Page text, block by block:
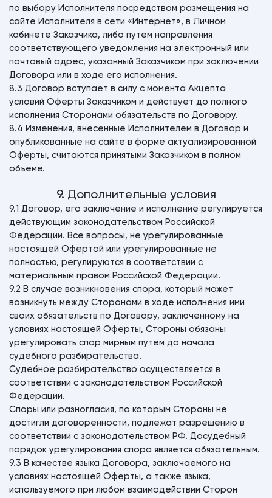
по выбору Исполнителя посредством размещения на
сайте Исполнителя в сети «Интернет», в Личном
кабинете Заказчика, либо путем направления
соответствующего уведомления на электронный или
почтовый адрес, указанный Заказчиком при заключении
Договора или в ходе его исполнения.
8.3 Договор вступает в силу с момента Акцепта
условий Оферты Заказчиком и действует до полного
исполнения Сторонами обязательств по Договору.
8.4 Изменения, внесенные Исполнителем в Договор и
опубликованные на сайте в форме актуализированной
Оферты, считаются принятыми Заказчиком в полном
объеме.
9. Дополнительные условия
9.1 Договор, его заключение и исполнение регулируется
действующим законодательством Российской
Федерации. Все вопросы, не урегулированные
настоящей Офертой или урегулированные не
полностью, регулируются в соответствии с
материальным правом Российской Федерации.
9.2 В случае возникновения спора, который может
возникнуть между Сторонами в ходе исполнения ими
своих обязательств по Договору, заключенному на
условиях настоящей Оферты, Стороны обязаны
урегулировать спор мирным путем до начала
судебного разбирательства.
Судебное разбирательство осуществляется в
соответствии с законодательством Российской
Федерации.
Споры или разногласия, по которым Стороны не
достигли договоренности, подлежат разрешению в
соответствии с законодательством РФ. Досудебный
порядок урегулирования спора является обязательным.
9.3 В качестве языка Договора, заключаемого на
условиях настоящей Оферты, а также языка,
используемого при любом взаимодействии Сторон